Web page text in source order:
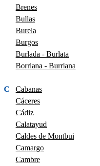
Brenes
Bullas
Burela
Burgos
Burlada - Burlata
Borriana - Burriana
C
Cabanas
Cáceres
Cádiz
Calatayud
Caldes de Montbui
Camargo
Cambre